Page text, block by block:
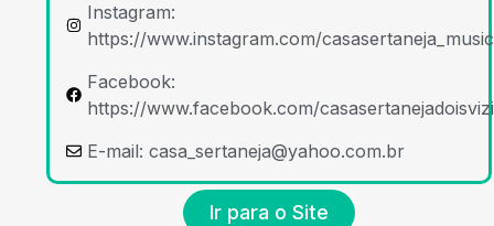
Instagram:
https://www.instagram.com/
Facebook:
https://www.facebook.com/
E-mail: casa_sertaneja@yahoo.com.br
Ir para o Site